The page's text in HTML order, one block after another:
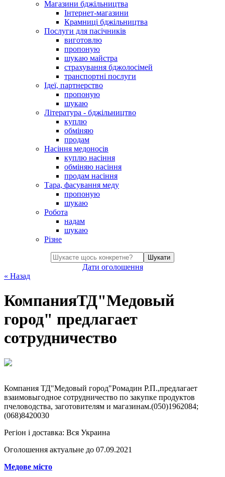
Магазини бджільництва
Інтернет-магазини
Крамниці бджільництва
Послуги для пасічників
виготовлю
пропоную
шукаю майстра
страхування бджолосімей
транспортні послуги
Ідеї, партнерство
пропоную
шукаю
Література - бджільництво
куплю
обміняю
продам
Насіння медоносів
куплю насіння
обміняю насіння
продам насіння
Тара, фасування меду
пропоную
шукаю
Робота
надам
шукаю
Різне
Шукати
Дати оголошення
« Назад
КомпанияТД"Медовый
город" предлагает
сотрудничество
Компания ТД"Медовый город"Ромадин Р.П.,предлагает
взаимовыгодное сотрудничество по закупке продуктов
пчеловодства, заготовителям и магазинам.(050)1962084;
(068)8420030
Регіон і доставка: Вся Украина
Оголошення актуальне до 07.09.2021
Медове місто